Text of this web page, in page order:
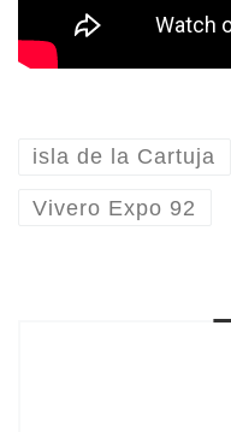
isla de la Cartuja
Vivero Expo 92